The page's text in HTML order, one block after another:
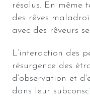
résolus. En
des rêves
avec des rêveurs
L’interaction des
résurgence des
d’observation et
dans leur